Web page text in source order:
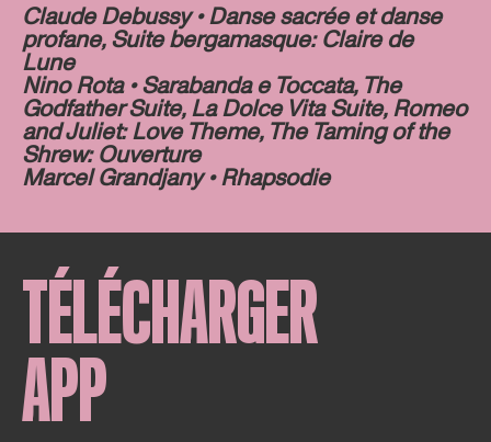
Claude Debussy •Danse sacrée et danse
profane, Suite bergamasque: Claire de
Lune
Nino Rota • Sarabanda e Toccata, The
Godfather Suite, La Dolce Vita Suite, Romeo
and Juliet: Love Theme, The Taming of the
Shrew: Ouverture
Marcel Grandjany•Rhapsodie
TÉLÉCHARGER
APP